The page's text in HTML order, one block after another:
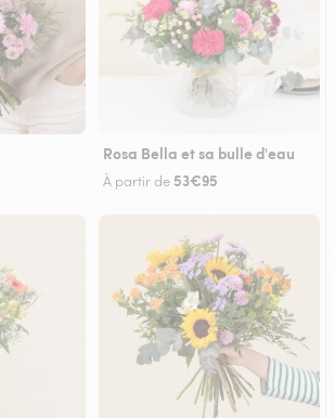
Rosa Bella et sa bulle d'eau
À partir de 53€95